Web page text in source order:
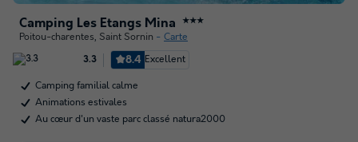
Camping Les Etangs Mina ★★★
Poitou-charentes, Saint Sornin Carte
3.3 8.4 Excellent
Camping familial calme
Animations estivales
Au cœur d'un vaste parc classé natura2000